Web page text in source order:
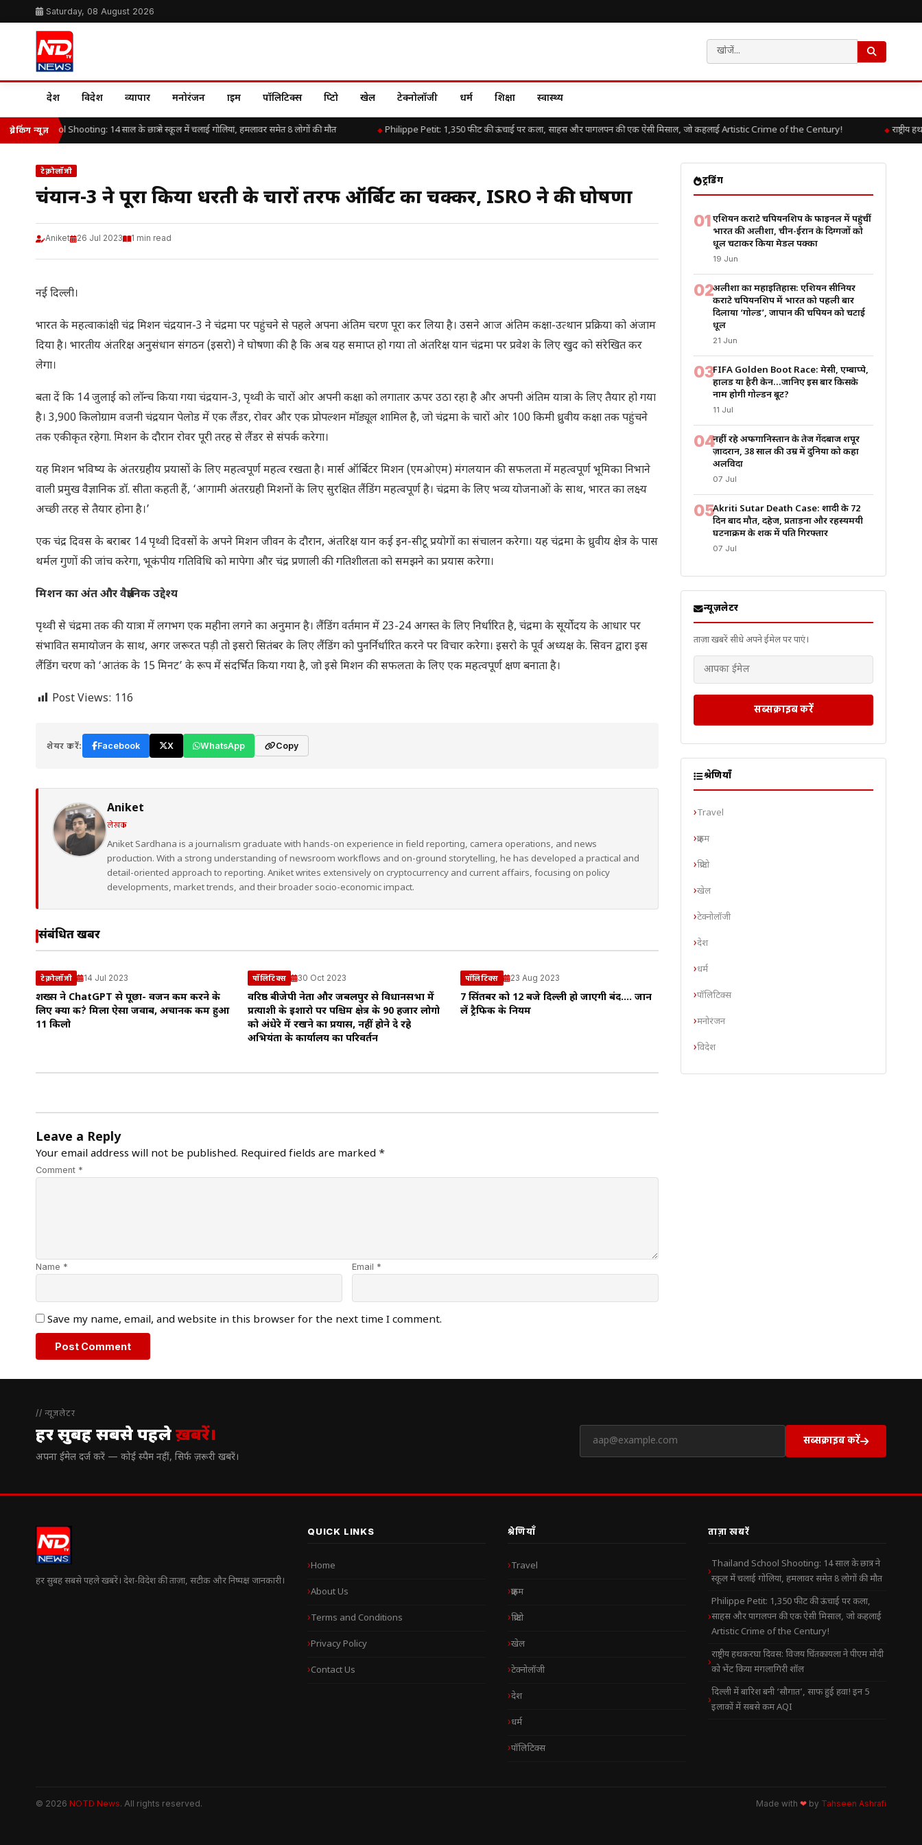
Saturday, 08 August 2026
देश विदेश व्यापार मनोरंजन क्राइम पॉलिटिक्स क्रिप्टो खेल टेक्नोलॉजी धर्म शिक्षा स्वास्थ्य
ब्रेकिंग न्यूज़
School Shooting: 14 साल के छात्र ने स्कूल में चलाई गोलियां, हमलावर समेत 8 लोगों की मौत Philippe Petit: 1,350 फीट की ऊंचाई पर कला, साहस और पागलपन की एक ऐसी मिसाल, जो कहलाई Artistic Crime of the Century! राष्ट्रीय
टेक्नोलॉजी
चंद्रयान-3 ने पूरा किया धरती के चारों तरफ ऑर्बिट का चक्कर, ISRO ने की घोषणा
Aniket 26 Jul 2023 1 min read
नई दिल्ली।
भारत के महत्वाकांक्षी चंद्र मिशन चंद्रयान-3 ने चंद्रमा पर पहुंचने से पहले अपना अंतिम चरण पूरा कर लिया है। उसने आज अंतिम कक्षा-उत्थान प्रक्रिया को अंजाम
दिया है। भारतीय अंतरिक्ष अनुसंधान संगठन (इसरो) ने घोषणा की है कि अब यह समाप्त हो गया तो अंतरिक्ष यान चंद्रमा पर प्रवेश के लिए खुद को संरेखित कर
लेगा।
बता दें कि 14 जुलाई को लॉन्च किया गया चंद्रयान-3, पृथ्वी के चारों ओर अपनी कक्षा को लगातार ऊपर उठा रहा है और अपनी अंतिम यात्रा के लिए तैयार हो गया
है। 3,900 किलोग्राम वजनी चंद्रयान पेलोड में एक लैंडर, रोवर और एक प्रोपल्शन मॉड्यूल शामिल है, जो चंद्रमा के चारों ओर 100 किमी ध्रुवीय कक्षा तक पहुंचने
तक एकीकृत रहेगा. मिशन के दौरान रोवर पूरी तरह से लैंडर से संपर्क करेगा।
यह मिशन भविष्य के अंतरग्रहीय प्रयासों के लिए महत्वपूर्ण महत्व रखता है। मार्स ऑर्बिटर मिशन (एमओएम) मंगलयान की सफलता में महत्वपूर्ण भूमिका निभाने
वाली प्रमुख वैज्ञानिक डॉ. सीता कहती हैं, ‘आगामी अंतरग्रही मिशनों के लिए सुरक्षित लैंडिंग महत्वपूर्ण है। चंद्रमा के लिए भव्य योजनाओं के साथ, भारत का लक्ष्य
अच्छी तरह से तैयार होना है।’
एक चंद्र दिवस के बराबर 14 पृथ्वी दिवसों के अपने मिशन जीवन के दौरान, अंतरिक्ष यान कई इन-सीटू प्रयोगों का संचालन करेगा। यह चंद्रमा के ध्रुवीय क्षेत्र के पास
थर्मल गुणों की जांच करेगा, भूकंपीय गतिविधि को मापेगा और चंद्र प्रणाली की गतिशीलता को समझने का प्रयास करेगा।
मिशन का अंत और वैज्ञानिक उद्देश्य
पृथ्वी से चंद्रमा तक की यात्रा में लगभग एक महीना लगने का अनुमान है। लैंडिंग वर्तमान में 23-24 अगस्त के लिए निर्धारित है, चंद्रमा के सूर्योदय के आधार पर
संभावित समायोजन के साथ, अगर जरूरत पड़ी तो इसरो सितंबर के लिए लैंडिंग को पुनर्निर्धारित करने पर विचार करेगा। इसरो के पूर्व अध्यक्ष के. सिवन द्वारा इस
लैंडिंग चरण को ‘आतंक के 15 मिनट’ के रूप में संदर्भित किया गया है, जो इसे मिशन की सफलता के लिए एक महत्वपूर्ण क्षण बनाता है।
Post Views: 116
शेयर करें: Facebook X WhatsApp Copy
Aniket
लेखक
Aniket Sardhana is a journalism graduate with hands-on experience in field reporting, camera operations, and news
production. With a strong understanding of newsroom workflows and on-ground storytelling, he has developed a practical and
detail-oriented approach to reporting. Aniket writes extensively on cryptocurrency and current affairs, focusing on policy
developments, market trends, and their broader socio-economic impact.
संबंधित खबरें
टेक्नोलॉजी 14 Jul 2023
शख्स ने ChatGPT से पूछा- वजन कम करने के
लिए क्या करूं? मिला ऐसा जवाब, अचानक कम हुआ
11 किलो
पॉलिटिक्स 30 Oct 2023
वरिष्ठ बीजेपी नेता और जबलपुर से विधानसभा में
प्रत्याशी के इशारो पर पश्चिम क्षेत्र के 90 हजार लोगो
को अंधेरे में रखने का प्रयास, नहीं होने दे रहे
अभियंता के कार्यालय का परिवर्तन
पॉलिटिक्स 23 Aug 2023
7 सिंतबर को 12 बजे दिल्ली हो जाएगी बंद…. जान
लें ट्रैफिक के नियम
Leave a Reply
Your email address will not be published. Required fields are marked *
Comment *
Name * Email *
Save my name, email, and website in this browser for the next time I comment.
ट्रेंडिंग
01एशियन कराटे चैंपियनशिप के फाइनल में पहुंचीं
भारत की अलीशा, चीन-ईरान के दिग्गजों को
धूल चटाकर किया मेडल पक्का
19 Jun
02अलीशा का महाइतिहास: एशियन सीनियर
कराटे चैंपियनशिप में भारत को पहली बार
दिलाया ‘गोल्ड’, जापान की चैंपियन को चटाई
धूल
21 Jun
03FIFA Golden Boot Race: मेसी, एम्बाप्पे,
हालैंड या हैरी केन…जानिए इस बार किसके
नाम होगी गोल्डन बूट?
11 Jul
04नहीं रहे अफगानिस्तान के तेज गेंदबाज शपूर
ज़ादरान, 38 साल की उम्र में दुनिया को कहा
अलविदा
07 Jul
05Akriti Sutar Death Case: शादी के 72
दिन बाद मौत, दहेज, प्रताड़ना और रहस्यमयी
घटनाक्रम के शक में पति गिरफ्तार
07 Jul
न्यूज़लेटर
ताज़ा खबरें सीधे अपने ईमेल पर पाएं।
सब्सक्राइब करें
श्रेणियाँ
Travel
क्राइम
क्रिप्टो
खेल
टेक्नोलॉजी
देश
धर्म
पॉलिटिक्स
मनोरंजन
विदेश
// न्यूज़लेटर
हर सुबह सबसे पहलेख़बरें।
अपना ईमेल दर्ज करें — कोई स्पैम नहीं, सिर्फ ज़रूरी खबरें।
सब्सक्राइब करें
हर सुबह सबसे पहले खबरें। देश-विदेश की ताज़ा, सटीक और निष्पक्ष जानकारी।
QUICK LINKS
Home
About Us
Terms and Conditions
Privacy Policy
Contact Us
श्रेणियाँ
Travel
क्राइम
क्रिप्टो
खेल
टेक्नोलॉजी
देश
धर्म
पॉलिटिक्स
ताज़ा खबरें
Thailand School Shooting: 14 साल के छात्र ने
स्कूल में चलाई गोलियां, हमलावर समेत 8 लोगों की मौत
Philippe Petit: 1,350 फीट की ऊंचाई पर कला,
साहस और पागलपन की एक ऐसी मिसाल, जो कहलाई
Artistic Crime of the Century!
राष्ट्रीय हथकरघा दिवस: विजय चिंतकायला ने पीएम मोदी
को भेंट किया मंगलागिरी शॉल
दिल्ली में बारिश बनी ‘सौगात’, साफ हुई हवा! इन 5
इलाकों में सबसे कम AQI
© 2026 NOTD News. All rights reserved. Made with ❤ by Tahseen Ashrafi